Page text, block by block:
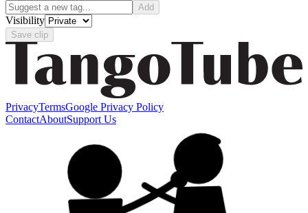
Add
Visibility
Save clip
PrivacyTermsGoogle Privacy Policy
ContactAboutSupport Us